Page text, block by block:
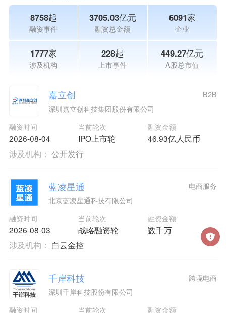
8758起
融资事件
3705.03亿元
融资总金额
6091家
企业
1777家
涉及机构
228起
上市事件
449.27亿元
A股总市值
嘉立创
深圳嘉立创科技集团股份有限公司
融资时间
2026-08-04
当前轮次
IPO上市轮
融资金额
46.93亿人民币
B2B
涉及机构： 公开发行
蓝凌星通
北京蓝凌星通科技有限公司
融资时间
2026-08-03
当前轮次
战略融资轮
融资金额
数千万
电商服务
涉及机构： 白云金控
千岸科技
深圳千岸科技股份有限公司
融资时间
当前轮次 融资金额
跨境电商